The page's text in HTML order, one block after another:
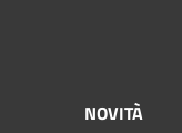
NOVITÀ